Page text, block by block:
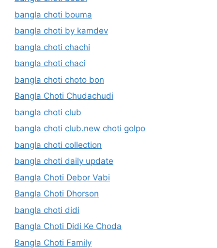
bangla choti bouma
bangla choti by kamdev
bangla choti chachi
bangla choti chaci
bangla choti choto bon
Bangla Choti Chudachudi
bangla choti club
bangla choti club.new choti golpo
bangla choti collection
bangla choti daily update
Bangla Choti Debor Vabi
Bangla Choti Dhorson
bangla choti didi
Bangla Choti Didi Ke Choda
Bangla Choti Family